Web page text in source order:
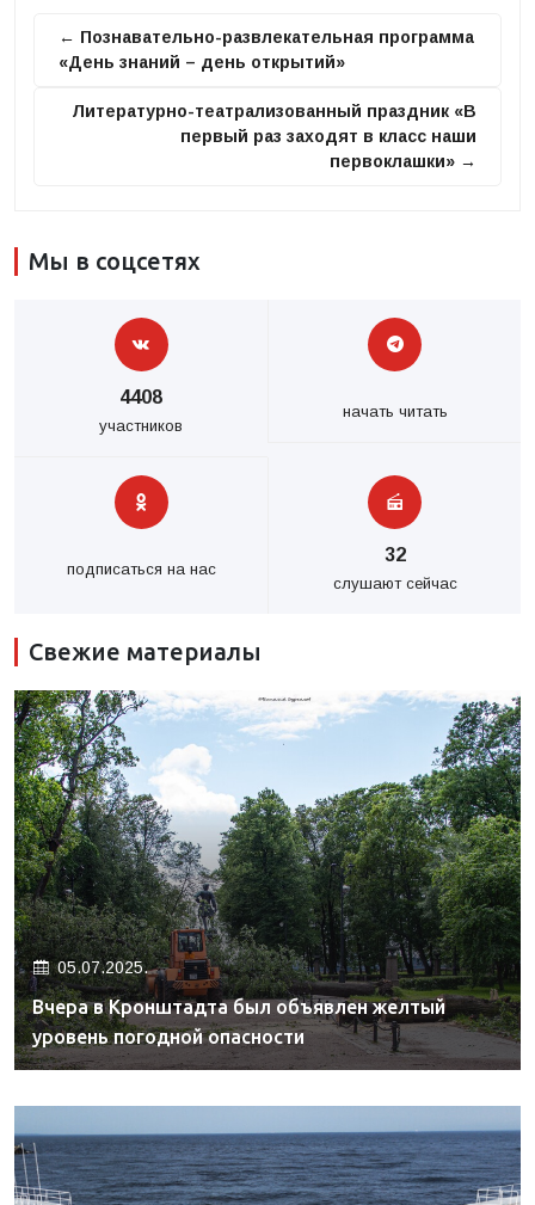
← Познавательно-развлекательная программа
«День знаний – день открытий»
Литературно-театрализованный праздник «В
первый раз заходят в класс наши
первоклашки» →
Мы в соцсетях
4408
участников
начать читать
подписаться на нас
32
слушают сейчас
Свежие материалы
05.07.2025.
Вчера в Кронштадта был объявлен желтый
уровень погодной опасности